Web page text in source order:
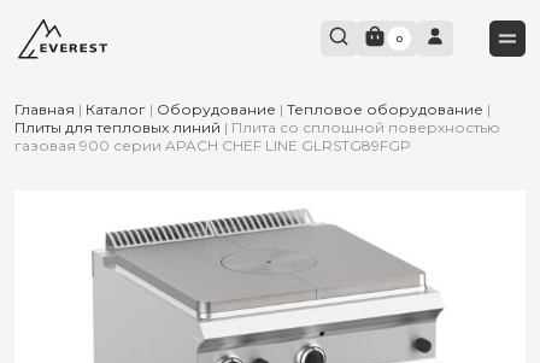
0
Главная | Каталог | Оборудование | Тепловое оборудование |
Плиты для тепловых линий | Плита со сплошной поверхностью
газовая 900 серии APACH CHEF LINE GLRSTG89FGP